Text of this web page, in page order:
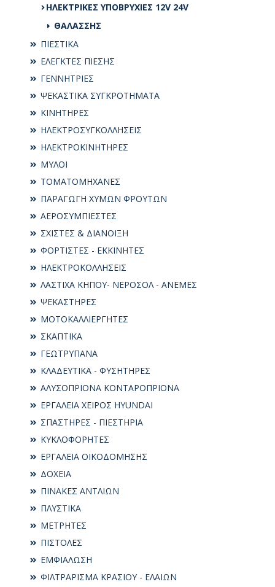
ΗΛΕΚΤΡΙΚΕΣ ΥΠΟΒΡΥΧΙΕΣ 12V 24V
ΘΑΛΑΣΣΗΣ
ΠΙΕΣΤΙΚΑ
ΕΛΕΓΚΤΕΣ ΠΙΕΣΗΣ
ΓΕΝΝΗΤΡΙΕΣ
ΨΕΚΑΣΤΙΚΑ ΣΥΓΚΡΟΤΗΜΑΤΑ
ΚΙΝΗΤΗΡΕΣ
ΗΛΕΚΤΡΟΣΥΓKΟΛΛΗΣΕΙΣ
ΗΛΕΚΤΡΟΚΙΝΗΤΗΡΕΣ
ΜΥΛΟΙ
ΤΟΜΑΤΟΜΗΧΑΝΕΣ
ΠΑΡΑΓΩΓΗ ΧΥΜΩΝ ΦΡΟΥΤΩΝ
ΑΕΡΟΣΥΜΠΙΕΣΤΕΣ
ΣΧΙΣΤΕΣ & ΔΙΑΝΟΙΞΗ
ΦΟΡΤΙΣΤΕΣ - ΕΚΚΙΝΗΤΕΣ
ΗΛΕΚΤΡΟΚΟΛΛΗΣΕΙΣ
ΛΑΣΤΙΧΑ ΚΗΠΟΥ- ΝΕΡΟΣΟΛ - ΑΝΕΜΕΣ
ΨΕΚΑΣΤΗΡΕΣ
ΜΟΤΟΚΑΛΛΙΕΡΓΗΤΕΣ
ΣΚΑΠΤΙΚΑ
ΓΕΩΤΡΥΠΑΝΑ
ΚΛΑΔΕΥΤΙΚΑ - ΦΥΣΗΤΗΡΕΣ
ΑΛΥΣΟΠΡΙΟΝΑ ΚΟΝΤΑΡΟΠΡΙΟΝΑ
ΕΡΓΑΛΕΙΑ ΧΕΙΡΟΣ HYUNDAI
ΣΠΑΣΤΗΡΕΣ - ΠΙΕΣΤΗΡΙΑ
ΚΥΚΛΟΦΟΡΗΤΕΣ
ΕΡΓΑΛΕΙΑ ΟΙΚΟΔΟΜΗΣΗΣ
ΔΟΧΕΙΑ
ΠΙΝΑΚΕΣ ΑΝΤΛΙΩΝ
ΠΛΥΣΤΙΚΑ
ΜΕΤΡΗΤΕΣ
ΠΙΣΤΟΛΕΣ
ΕΜΦΙΑΛΩΣΗ
ΦΙΛΤΡΑΡΙΣΜΑ ΚΡΑΣΙΟΥ - ΕΛΑΙΩΝ